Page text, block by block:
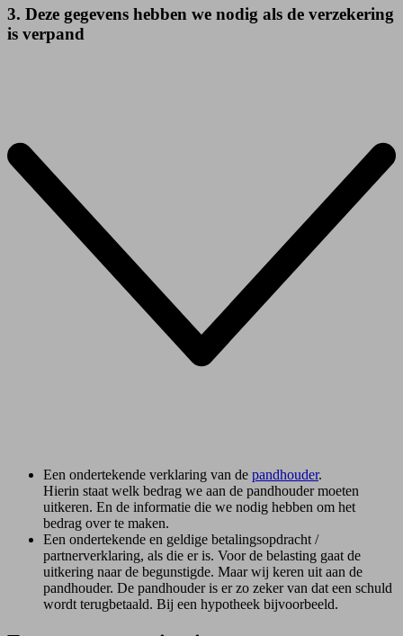
3. Deze gegevens hebben we nodig als de verzekering
is verpand
Een ondertekende verklaring van de pandhouder.
Hierin staat welk bedrag we aan de pandhouder moeten
uitkeren. En de informatie die we nodig hebben om het
bedrag over te maken.
Een ondertekende en geldige betalingsopdracht /
partnerverklaring, als die er is. Voor de belasting gaat de
uitkering naar de begunstigde. Maar wij keren uit aan de
pandhouder. De pandhouder is er zo zeker van dat een schuld
wordt terugbetaald. Bij een hypotheek bijvoorbeeld.